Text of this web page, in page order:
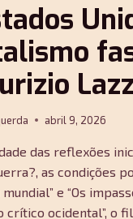
abril 9, 2026
das reflexões
as condições
e “Os
crítico ocidental”, o